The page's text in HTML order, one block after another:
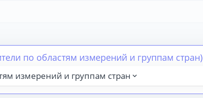
по областям измерений и группам стран)
измерений и группам стран